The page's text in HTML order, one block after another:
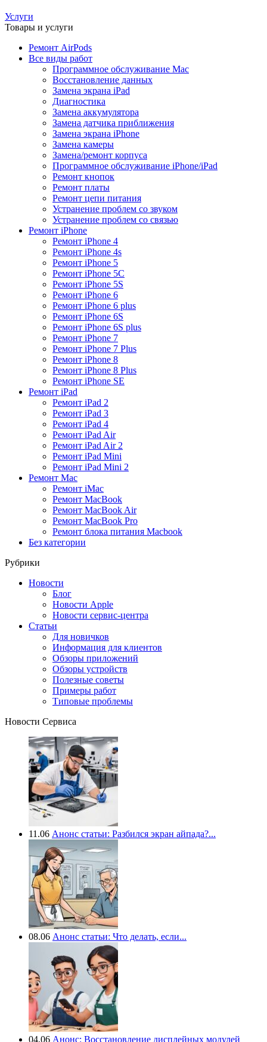
Услуги
Товары и услуги
Ремонт AirPods
Все виды работ
Программное обслуживание Mac
Восстановление данных
Замена экрана iPad
Диагностика
Замена аккумулятора
Замена датчика приближения
Замена экрана iPhone
Замена камеры
Замена/ремонт корпуса
Программное обслуживание iPhone/iPad
Ремонт кнопок
Ремонт платы
Ремонт цепи питания
Устранение проблем со звуком
Устранение проблем со связью
Ремонт iPhone
Ремонт iPhone 4
Ремонт iPhone 4s
Ремонт iPhone 5
Ремонт iPhone 5C
Ремонт iPhone 5S
Ремонт iPhone 6
Ремонт iPhone 6 plus
Ремонт iPhone 6S
Ремонт iPhone 6S plus
Ремонт iPhone 7
Ремонт iPhone 7 Plus
Ремонт iPhone 8
Ремонт iPhone 8 Plus
Ремонт iPhone SE
Ремонт iPad
Ремонт iPad 2
Ремонт iPad 3
Ремонт iPad 4
Ремонт iPad Air
Ремонт iPad Air 2
Ремонт iPad Mini
Ремонт iPad Mini 2
Ремонт Mac
Ремонт iMac
Ремонт MacBook
Ремонт MacBook Air
Ремонт MacBook Pro
Ремонт блока питания Macbook
Без категории
Рубрики
Новости
Блог
Новости Apple
Новости сервис-центра
Статьи
Для новичков
Информация для клиентов
Обзоры приложений
Обзоры устройств
Полезные советы
Примеры работ
Типовые проблемы
Новости Сервиса
11.06 Анонс статьи: Разбился экран айпада?...
08.06 Анонс статьи: Что делать, если...
04.06 Анонс: Восстановление дисплейных модулей